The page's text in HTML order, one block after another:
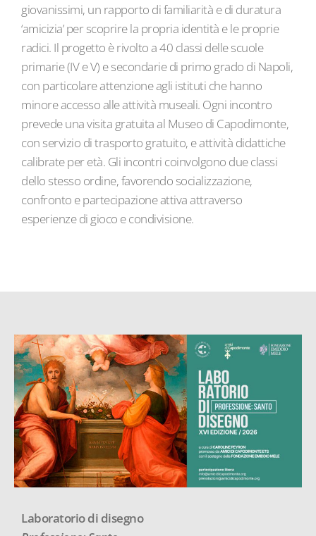
giovanissimi, un rapporto di familiarità e di duratura
‘amicizia’ per scoprire la propria identità e le proprie
radici. Il progetto è rivolto a 40 classi delle scuole
primarie (IV e V) e secondarie di primo grado di Napoli,
con particolare attenzione agli istituti che hanno
minore accesso alle attività museali. Ogni incontro
prevede una visita gratuita al Museo di Capodimonte,
con servizio di trasporto gratuito, e attività didattiche
calibrate per età. Gli incontri coinvolgono due classi
dello stesso ordine, favorendo socializzazione,
confronto e partecipazione attiva attraverso
esperienze di gioco e condivisione.
Laboratorio di disegno